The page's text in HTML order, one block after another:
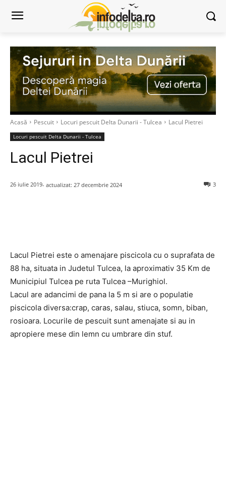
Acasă Pescuit Locuri pescuit Delta Dunarii - Tulcea Lacul Pietrei
Locuri pescuit Delta Dunarii - Tulcea
Lacul Pietrei
26 iulie 2019 3
- actualizat: 27 decembrie 2024
Lacul Pietrei este o amenajare piscicola cu o suprafata de
88 ha, situata in Judetul Tulcea, la aproximativ 35 Km de
Municipiul Tulcea pe ruta Tulcea –Murighiol.
Lacul are adancimi de pana la 5 m si are o populatie
piscicola diversa:crap, caras, salau, stiuca, somn, biban,
rosioara. Locurile de pescuit sunt amenajate si au in
apropiere mese din lemn cu umbrare din stuf.